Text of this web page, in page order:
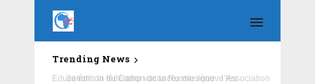
Trending News
Education : la fédération de la Russie rénove les